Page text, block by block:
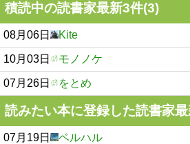
積読中の読書家最新3件(3)
08月06日 Kite
10月03日 モノノケ
07月26日 をとめ
読みたい本に登録した読書家
07月19日 ベルハル